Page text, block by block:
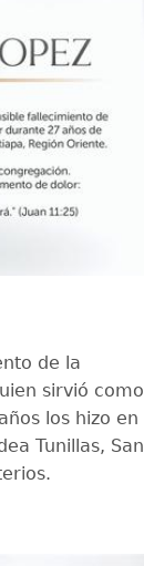
de la
sirvió como
los hizo en
Tunillas, San